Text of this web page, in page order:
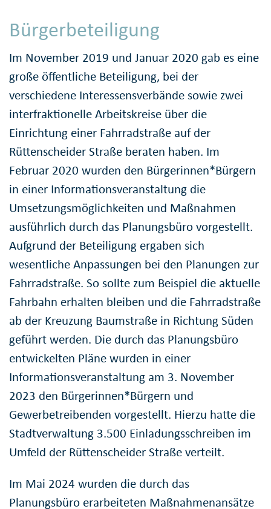
Bürgerbeteiligung
Im November 2019 und Januar 2020 gab es eine
große öffentliche Beteiligung, bei der
verschiedene Interessensverbände sowie zwei
interfraktionelle Arbeitskreise über die
Einrichtung einer Fahrradstraße auf der
Rüttenscheider Straße beraten haben. Im
Februar 2020 wurden den Bürgerinnen*Bürgern
in einer Informationsveranstaltung die
Umsetzungsmöglichkeiten und Maßnahmen
ausführlich durch das Planungsbüro vorgestellt.
Aufgrund der Beteiligung ergaben sich
wesentliche Anpassungen bei den Planungen zur
Fahrradstraße. So sollte zum Beispiel die aktuelle
Fahrbahn erhalten bleiben und die Fahrradstraße
ab der Kreuzung Baumstraße in Richtung Süden
geführt werden. Die durch das Planungsbüro
entwickelten Pläne wurden in einer
Informationsveranstaltung am 3. November
2023 den Bürgerinnen*Bürgern und
Gewerbetreibenden vorgestellt. Hierzu hatte die
Stadtverwaltung 3.500 Einladungsschreiben im
Umfeld der Rüttenscheider Straße verteilt.
Im Mai 2024 wurden die durch das
Planungsbüro erarbeiteten Maßnahmenansätze